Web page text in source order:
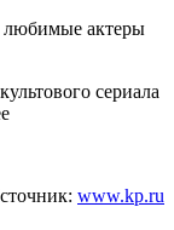
любимые актеры
сериала
www.kp.ru